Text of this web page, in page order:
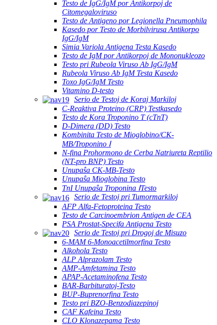
Testo de IgG/IgM por Antikorpoj de
Citomegaloviruso
Testo de Antigeno por Legionella Pneumophila
Kasedo por Testo de Morbilvirusa Antikorpo
IgG/IgM
Simia Variola Antigena Testa Kasedo
Testo de IgM por Antikorpoj de Mononukleozo
Testo pri Rubeola Viruso Ab IgG/IgM
Rubeola Viruso Ab IgM Testa Kasedo
Toxo IgG/IgM Testo
Vitamino D-testo
Serio de Testoj de Koraj Markiloj
C-Reaktiva Proteino (CRP) Testkasedo
Testo de Kora Troponino T (cTnT)
D-Dimera (DD) Testo
Kombinita Testo de Mioglobino/CK-
MB/Troponino Ⅰ
N-fina Prohormono de Cerba Natriureta Reptilio
(NT-pro BNP) Testo
Unupaŝa CK-MB-Testo
Unupaŝa Mioglobina Testo
TnI Unupaŝa Troponina ⅠTesto
Serio de Testoj pri Tumormarkiloj
AFP Alfa-Fetoproteina Testo
Testo de Carcinoembrion Antigen de CEA
PSA Prostat-Specifa Antigena Testo
Serio de Testoj pri Drogoj de Misuzo
6-MAM 6-Monoacetilmorfina Testo
Alkohola Testo
ALP Alprazolam Testo
AMP-Amfetamina Testo
APAP-Acetaminofena Testo
BAR-Barbituratoj-Testo
BUP-Buprenorfina Testo
Testo pri BZO-Benzodiazepinoj
CAF Kafeina Testo
CLO Klonazepama Testo